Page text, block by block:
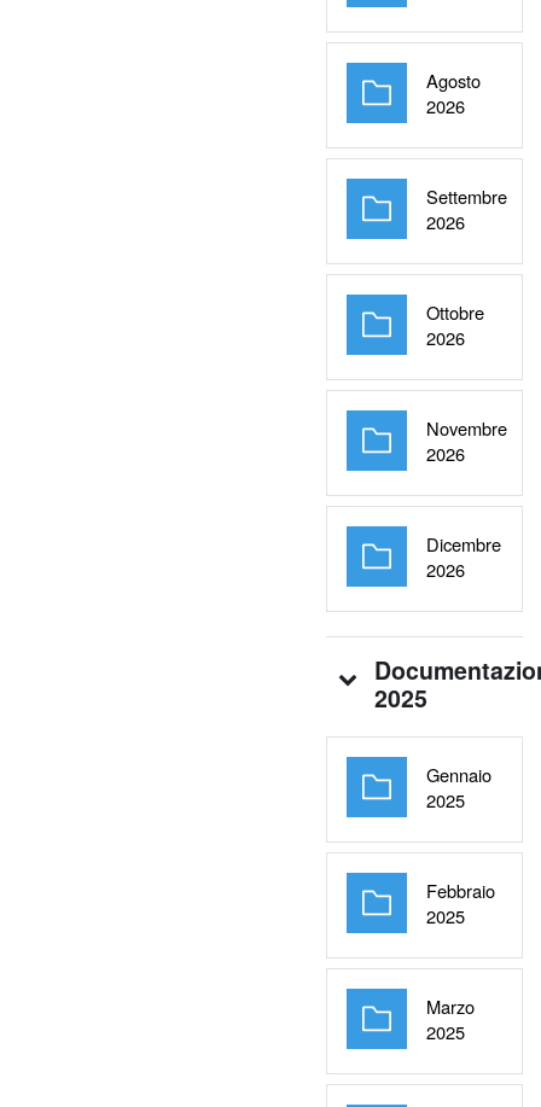
Agosto
2026Cartella
Settembre
2026Cartella
Ottobre
2026Cartella
Novembre
2026Cartella
Dicembre
2026Cartella
2025
Gennaio
2025Cartella
Febbraio
2025Cartella
Marzo
2025Cartella